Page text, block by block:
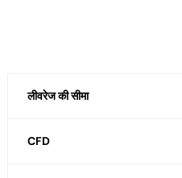
लीवरेज की सीमा
CFD